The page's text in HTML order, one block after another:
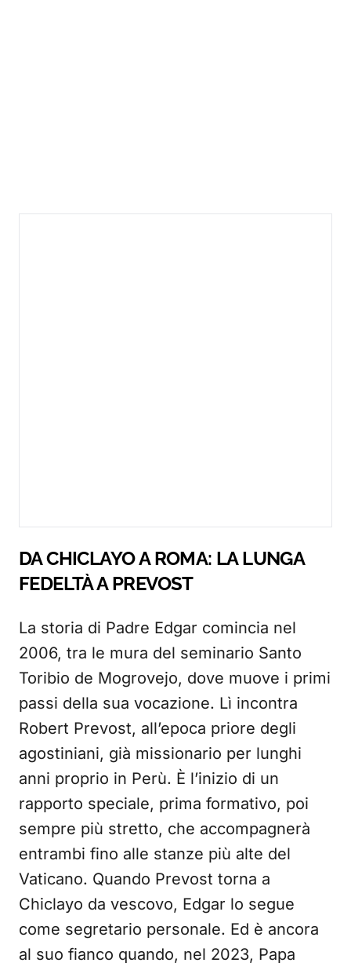
DA CHICLAYO A ROMA: LA LUNGA
FEDELTÀ A PREVOST
La storia di Padre Edgar comincia nel
2006, tra le mura del seminario Santo
Toribio de Mogrovejo, dove muove i primi
passi della sua vocazione. Lì incontra
Robert Prevost, all’epoca priore degli
agostiniani, già missionario per lunghi
anni proprio in Perù. È l’inizio di un
rapporto speciale, prima formativo, poi
sempre più stretto, che accompagnerà
entrambi fino alle stanze più alte del
Vaticano. Quando Prevost torna a
Chiclayo da vescovo, Edgar lo segue
come segretario personale. Ed è ancora
al suo fianco quando, nel 2023, Papa